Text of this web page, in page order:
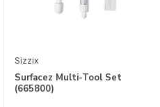
Sizzix
Surfacez Multi-Tool Set
(665800)